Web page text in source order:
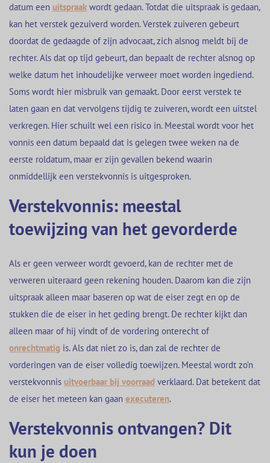
datum een uitspraak wordt gedaan. Totdat die uitspraak is gedaan,
kan het verstek gezuiverd worden. Verstek zuiveren gebeurt
doordat de gedaagde of zijn advocaat, zich alsnog meldt bij de
rechter. Als dat op tijd gebeurt, dan bepaalt de rechter alsnog op
welke datum het inhoudelijke verweer moet worden ingediend.
Soms wordt hier misbruik van gemaakt. Door eerst verstek te
laten gaan en dat vervolgens tijdig te zuiveren, wordt een uitstel
verkregen. Hier schuilt wel een risico in. Meestal wordt voor het
vonnis een datum bepaald dat is gelegen twee weken na de
eerste roldatum, maar er zijn gevallen bekend waarin
onmiddellijk een verstekvonnis is uitgesproken.
Verstekvonnis: meestal
toewijzing van het gevorderde
Als er geen verweer wordt gevoerd, kan de rechter met de
verweren uiteraard geen rekening houden. Daarom kan die zijn
uitspraak alleen maar baseren op wat de eiser zegt en op de
stukken die de eiser in het geding brengt. De rechter kijkt dan
alleen maar of hij vindt of de vordering onterecht of
onrechtmatig is. Als dat niet zo is, dan zal de rechter de
vorderingen van de eiser volledig toewijzen. Meestal wordt zo’n
verstekvonnis uitvoerbaar bij voorraad verklaard. Dat betekent dat
de eiser het meteen kan gaan executeren.
Verstekvonnis ontvangen? Dit
kun je doen